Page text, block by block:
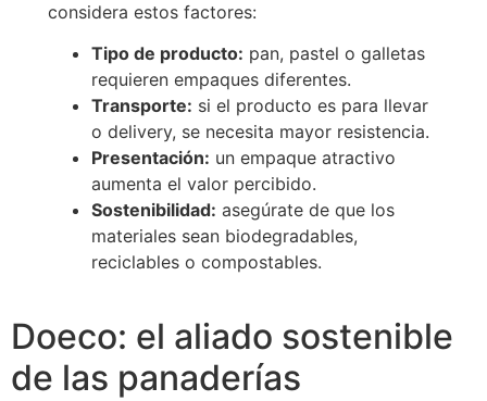
considera estos factores:
Tipo de producto: pan, pastel o galletas
requieren empaques diferentes.
Transporte: si el producto es para llevar
o delivery, se necesita mayor resistencia.
Presentación: un empaque atractivo
aumenta el valor percibido.
Sostenibilidad: asegúrate de que los
materiales sean biodegradables,
reciclables o compostables.
Doeco: el aliado sostenible
de las panaderías